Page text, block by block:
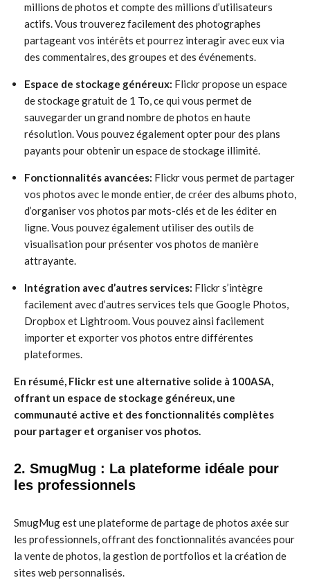
millions de photos et compte des millions d’utilisateurs
actifs. Vous trouverez facilement des photographes
partageant vos intérêts et pourrez interagir avec eux via
des commentaires, des groupes et des événements.
Espace de stockage généreux: Flickr propose un espace
de stockage gratuit de 1 To, ce qui vous permet de
sauvegarder un grand nombre de photos en haute
résolution. Vous pouvez également opter pour des plans
payants pour obtenir un espace de stockage illimité.
Fonctionnalités avancées: Flickr vous permet de partager
vos photos avec le monde entier, de créer des albums photo,
d’organiser vos photos par mots-clés et de les éditer en
ligne. Vous pouvez également utiliser des outils de
visualisation pour présenter vos photos de manière
attrayante.
Intégration avec d’autres services: Flickr s’intègre
facilement avec d’autres services tels que Google Photos,
Dropbox et Lightroom. Vous pouvez ainsi facilement
importer et exporter vos photos entre différentes
plateformes.
En résumé, Flickr est une alternative solide à 100ASA,
offrant un espace de stockage généreux, une
communauté active et des fonctionnalités complètes
pour partager et organiser vos photos.
2. SmugMug : La plateforme idéale pour
les professionnels
SmugMug est une plateforme de partage de photos axée sur
les professionnels, offrant des fonctionnalités avancées pour
la vente de photos, la gestion de portfolios et la création de
sites web personnalisés.